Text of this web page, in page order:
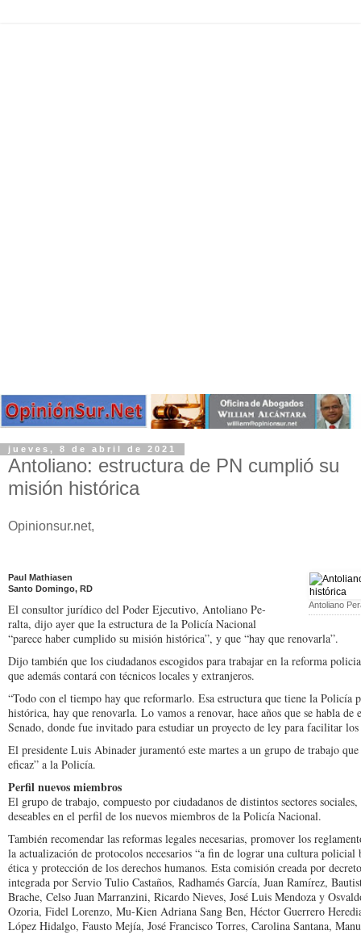
jueves, 8 de abril de 2021
Antoliano: estructura de PN cumplió su
misión histórica
Opinionsur.net,
Antoliano
Paul Mathiasen
Santo Domingo, RD
El consultor jurídico del Po­der Ejecutivo, Antoliano Pe­
ralta, dijo ayer que la estruc­tura de la Policía Nacional
“parece haber cumplido su misión histórica”, y que “hay que renovarla”.
Dijo también que los ciu­dadanos escogidos para tra­bajar en la reforma
que además contará con técnicos locales y extran­jeros.
“Todo con el tiempo hay que reformarlo. Esa estructu­ra que tiene la Policía
histórica, hay que renovar­la. Lo vamos a renovar, ha­ce años que se habla
Senado, donde fue invita­do para estudiar un proyecto de ley para facilitar
El presidente Luis Abina­der juramentó este martes a un grupo de trabajo
eficaz” a la Policía.
Perfil nuevos miembros
El grupo de trabajo, com­puesto por ciudadanos de distintos sectores
deseables en el per­fil de los nuevos miembros de la Policía Nacional.
También recomendar las reformas legales necesarias, promover los
la actualización de protocolos necesarios “a fin de lograr una cultura poli­cial
ética y pro­tección de los derechos hu­manos. Esta comisión creada por
integra­da por Servio Tulio Castaños, Radhamés García, Juan Ra­mírez,
Bra­che, Celso Juan Marranzini, Ricardo Nieves, José Luis Mendoza y
Ozoria, Fidel Lorenzo, Mu-Kien Adriana Sang Ben, Héctor Guerrero
López Hidalgo, Fausto Mejía, José Francis­co Torres, Carolina Santana,